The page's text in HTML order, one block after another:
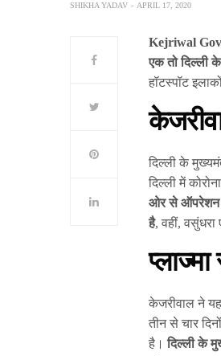
SHIKHA YADAV APRIL 17, 2020
Kejriwal
एक तो दिल्ली
हॉटस्पॉट
दिल्ली के
दिल्ली में
ओर से ऑपरेशन
है, वहीं,
केजरीवाल ने
तीन से चार
है।दिल्ली के